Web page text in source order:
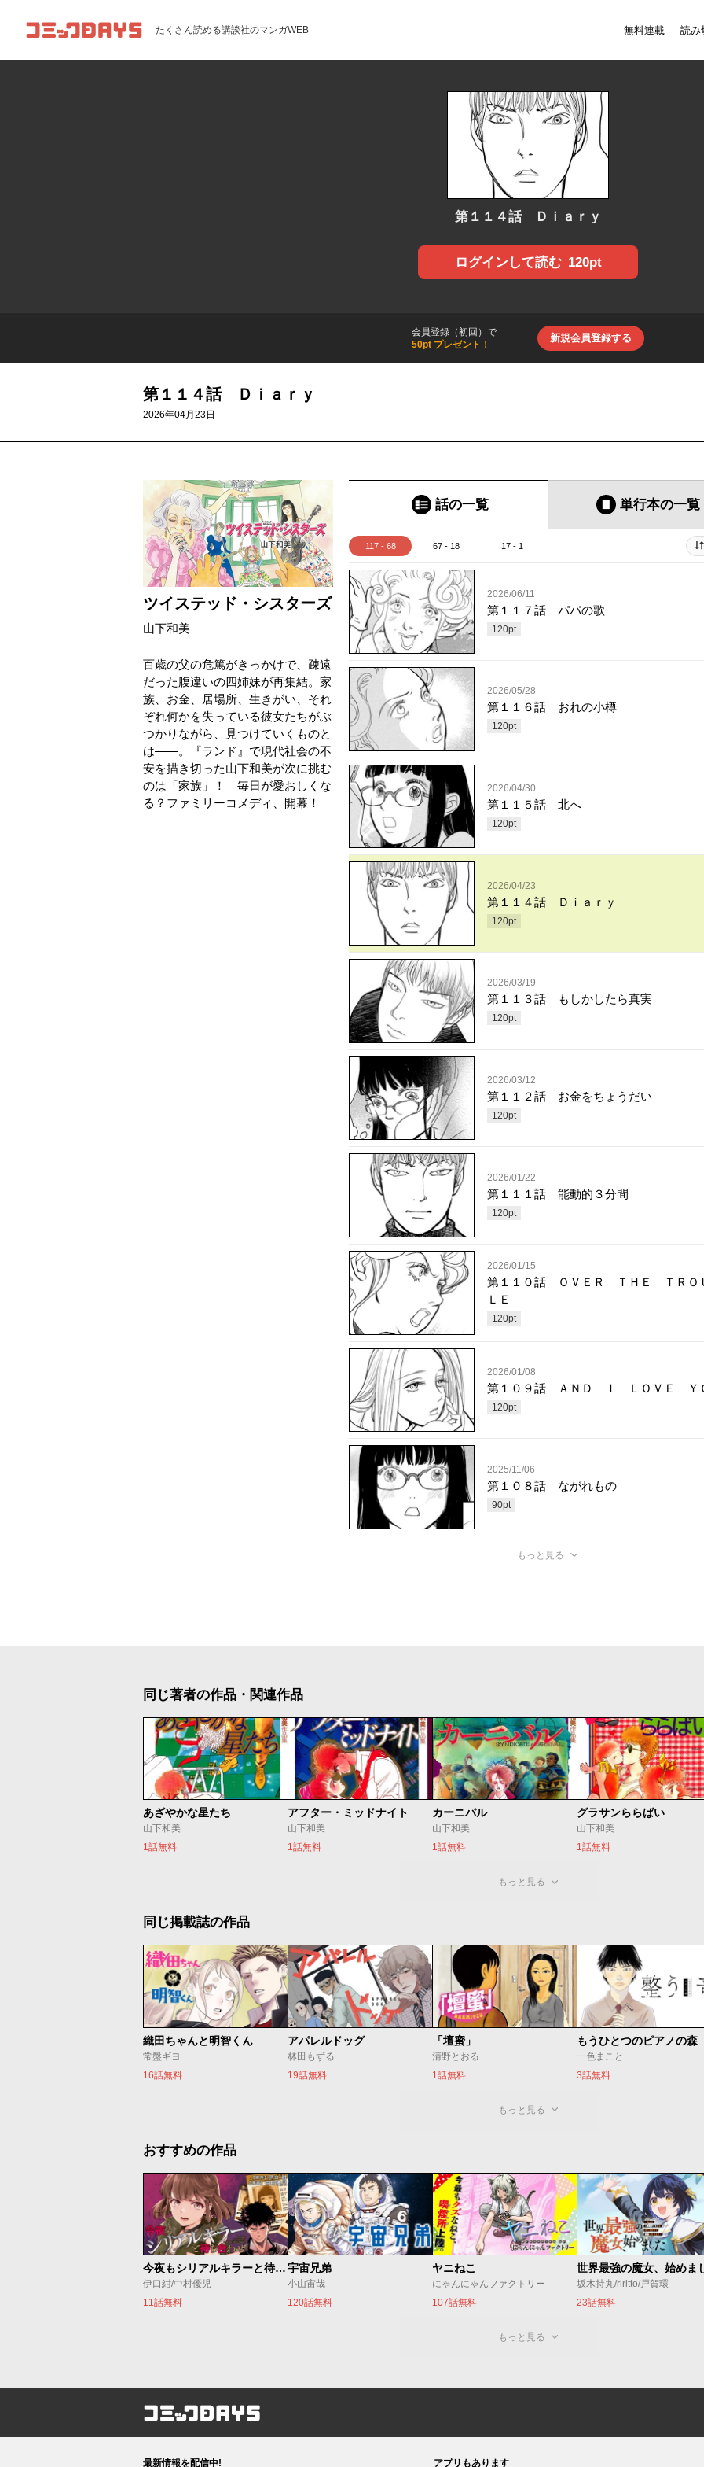
コミックDAYS たくさん読める講談社のマンガWEB 無料連載 読み
第１１４話 Ｄｉａｒｙ
ログインして読む 120pt
会員登録（初回）で
50pt プレゼント！
新規会員登録する
第１１４話 Ｄｉａｒｙ
2026年04月23日
ツイステッド・シスターズ
山下和美
百歳の父の危篤がきっかけで、疎遠
だった腹違いの四姉妹が再集結。家
族、お金、居場所、生きがい、それ
ぞれ何かを失っている彼女たちがぶ
つかりながら、見つけていくものと
は——。『ランド』で現代社会の不
安を描き切った山下和美が次に挑む
のは「家族」！ 毎日が愛おしくな
る？ファミリーコメディ、開幕！
話の一覧 単行本の一覧
117 - 68 67 - 18 17 - 1
2026/06/11
第１１７話 パパの歌
120pt
2026/05/28
第１１６話 おれの小樽
120pt
2026/04/30
第１１５話 北へ
120pt
2026/04/23
第１１４話 Ｄｉａｒｙ
120pt
2026/03/19
第１１３話 もしかしたら真実
120pt
2026/03/12
第１１２話 お金をちょうだい
120pt
2026/01/22
第１１１話 能動的３分間
120pt
2026/01/15
第１１０話 ＯＶＥＲ ＴＨＥ ＴＲＯ
ＬＥ
120pt
2026/01/08
第１０９話 ＡＮＤ Ｉ ＬＯＶＥ Ｙ
120pt
2025/11/06
第１０８話 ながれもの
90pt
もっと見る
同じ著者の作品・関連作品
あざやかな星たち
山下和美
1話無料
アフター・ミッドナイト
山下和美
1話無料
カーニバル
山下和美
1話無料
グラサンららばい
山下和美
1話無料
もっと見る
同じ掲載誌の作品
織田ちゃんと明智くん
常盤ギヨ
16話無料
アパレルドッグ
林田もずる
19話無料
「壇蜜」
清野とおる
1話無料
一色まこと
3話無料
もっと見る
おすすめの作品
今夜もシリアルキラーと待ち合わせ
伊口紺/中村優児
11話無料
宇宙兄弟
小山宙哉
120話無料
ヤニねこ
にゃんにゃんファクトリー
107話無料
坂木持丸/riritto/戸賀環
23話無料
もっと見る
コミックDAYS
最新情報を配信中! アプリもあります